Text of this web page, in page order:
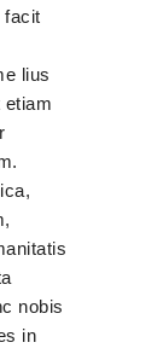
facit
lius
etiam
nobis
in